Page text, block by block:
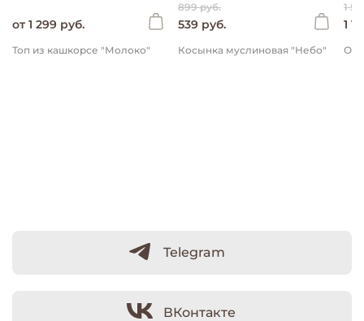
от 1 299 руб.
Топ из кашкорсе "Молоко"
899 руб.
539 руб.
Косынка муслиновая "Небо"
1
1
Telegram
ВКонтакте